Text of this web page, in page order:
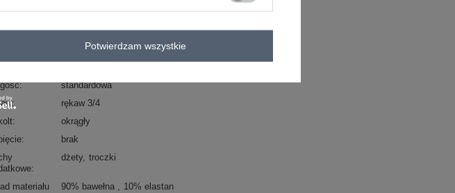
standardowa
rękaw 3/4
okrągły
brak
dżety troczki
materiału 90% bawełna 10% elastan
Potwierdzam wszystkie